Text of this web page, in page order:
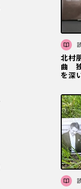
北村
曲 独
を深